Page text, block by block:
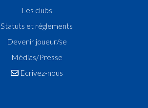
Les clubs
Statuts et réglements
Devenir joueur/se
Médias/Presse
Ecrivez-nous